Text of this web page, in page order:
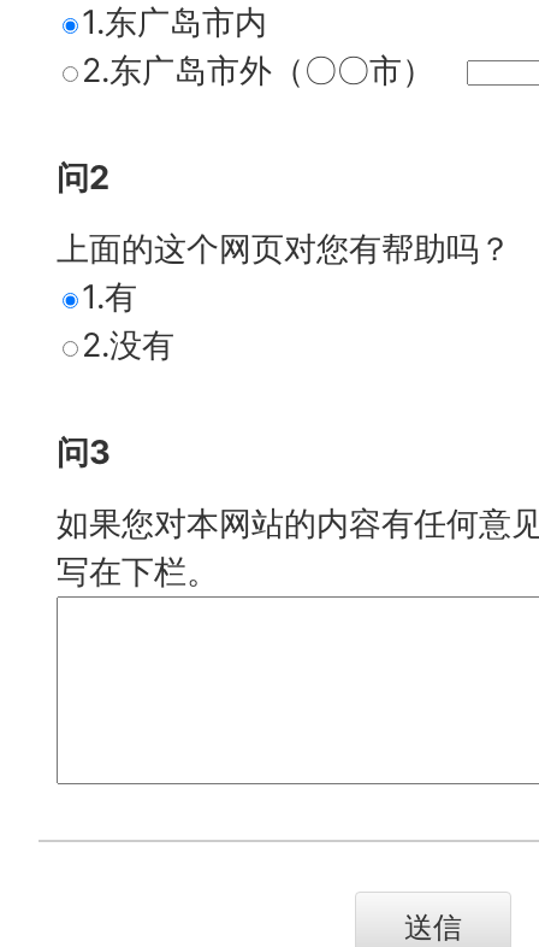
1.东广岛市内
2.东广岛市外（〇〇市）
问2
上面的这个网页对您有帮助吗？
1.有
2.没有
问3
如果您对本网站的内容有任何意
写在下栏。